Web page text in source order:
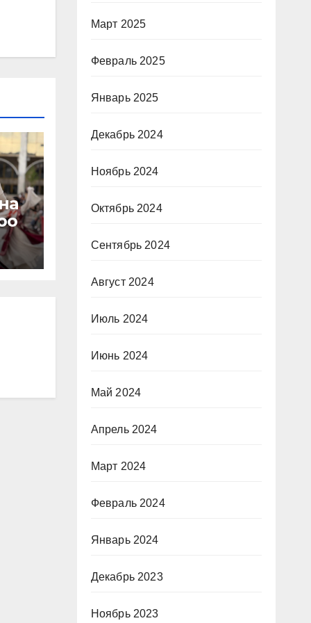
Март 2025
Февраль 2025
Январь 2025
Декабрь 2024
Ноябрь 2024
Октябрь 2024
Сентябрь 2024
Август 2024
Июль 2024
Июнь 2024
Май 2024
Апрель 2024
Март 2024
Февраль 2024
Январь 2024
Декабрь 2023
Ноябрь 2023